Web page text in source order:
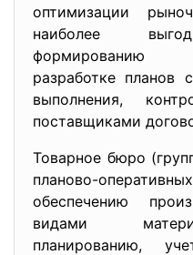
оптимизации
наиболее
формированию
разработке планов
выполнения,
поставщиками
Товарное бюро
планово-
обеспечению
видами
планированию,